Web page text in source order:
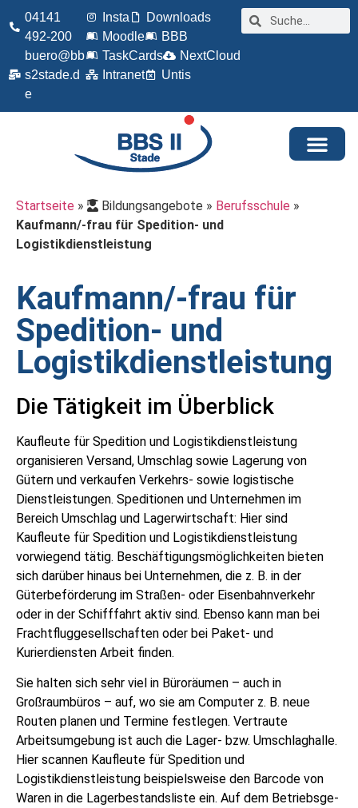
04141
492-200
buero@bb
s2stade.d
e
Insta
Downloads
Moodle
BBB
TaskCards
NextCloud
Intranet
Untis
Startseite » Bildungsangebote » Berufsschule »
Kaufmann/-frau für Spedition- und
Logistikdienstleistung
Kaufmann/-frau für
Spedition- und
Logistikdienstleistung
Die Tätigkeit im Überblick
Kaufleute für Spedition und Logistikdienstleistung
organisieren Versand, Umschlag sowie Lagerung von
Gütern und verkaufen Verkehrs- sowie logistische
Dienstleistungen. Speditionen und Unternehmen im
Bereich Umschlag und Lagerwirtschaft: Hier sind
Kaufleute für Spedition und Logistikdienstleistung
vorwiegend tätig. Beschäftigungsmöglichkeiten bieten
sich darüber hinaus bei Unternehmen, die z. B. in der
Güterbeförderung im Straßen- oder Eisenbahnverkehr
oder in der Schifffahrt aktiv sind. Ebenso kann man bei
Frachtfluggesellschaften oder bei Paket- und
Kurierdiensten Arbeit finden.
Sie halten sich sehr viel in Büroräumen – auch in
Großraumbüros – auf, wo sie am Computer z. B. neue
Routen planen und Termine festlegen. Vertraute
Arbeitsumgebung ist auch die Lager- bzw. Umschlaghalle.
Hier scannen Kaufleute für Spedition und
Logistikdienstleistung beispielsweise den Barcode von
Waren in die Lagerbestandsliste ein. Auf dem Betriebsge­